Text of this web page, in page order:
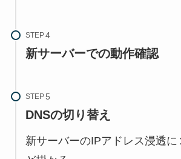
STEP
新サーバーでの動作確認
STEP
DNSの切り替え
新サーバーのIPアドレス浸透に